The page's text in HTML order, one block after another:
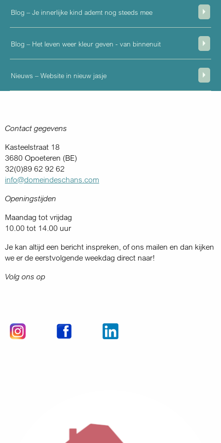
Blog – Je innerlijke kind ademt nog steeds mee
Blog – Het leven weer kleur geven - van binnenuit
Nieuws – Website in nieuw jasje
Contact gegevens
Kasteelstraat 18
3680 Opoeteren (BE)
32(0)89 62 92 62
info@domeindeschans.com
Openingstijden
Maandag tot vrijdag
10.00 tot 14.00 uur
Je kan altijd een bericht inspreken, of ons mailen en dan kijken
we er de eerstvolgende weekdag direct naar!
Volg ons op